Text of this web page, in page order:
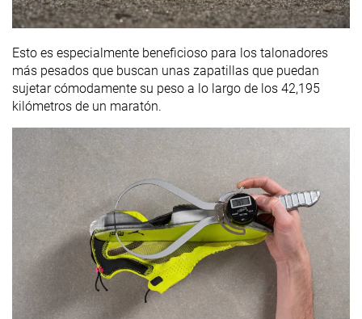
Esto es especialmente beneficioso para los talonadores
más pesados que buscan unas zapatillas que puedan
sujetar cómodamente su peso a lo largo de los 42,195
kilómetros de un maratón.